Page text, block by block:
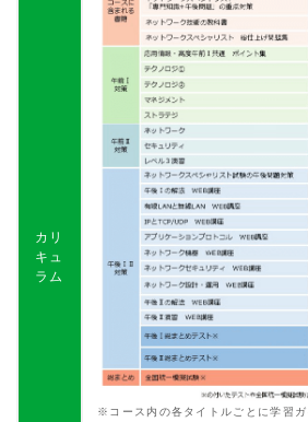
カリ
キュ
ラム
※コース内の各タイトルごとに学習ガ